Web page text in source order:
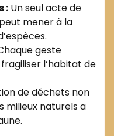
: Un seul acte de
mener à la
geste
l’habitat de
de déchets non
milieux naturels a